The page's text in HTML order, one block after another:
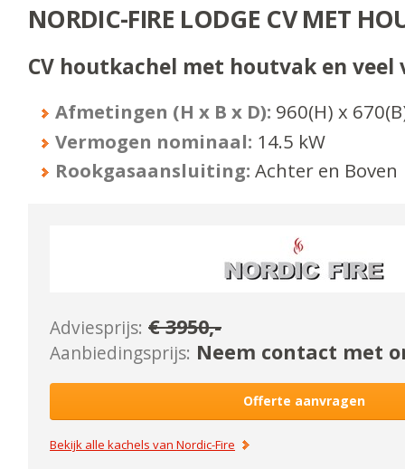
NORDIC-FIRE LODGE CV MET
CV houtkachel met houtvak en veel
Afmetingen (H x B x D): 960(H) x 670
Vermogen nominaal: 14.5 kW
Rookgasaansluiting: Achter en Boven
Adviesprijs: €3950,-
Aanbiedingsprijs: Neem contact met
Offerte aanvragen
Bekijk alle kachels vanNordic-Fire